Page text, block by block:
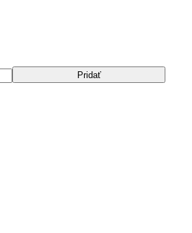
Pridať